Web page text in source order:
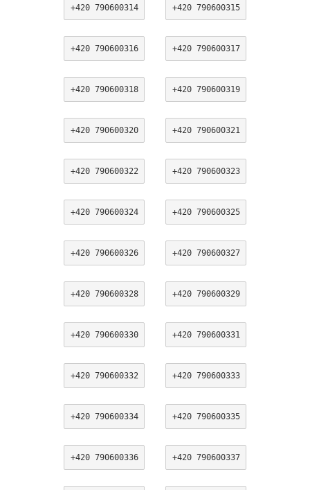
+420 790600314 +420 790600315
+420 790600316 +420 790600317
+420 790600318 +420 790600319
+420 790600320 +420 790600321
+420 790600322 +420 790600323
+420 790600324 +420 790600325
+420 790600326 +420 790600327
+420 790600328 +420 790600329
+420 790600330 +420 790600331
+420 790600332 +420 790600333
+420 790600334 +420 790600335
+420 790600336 +420 790600337